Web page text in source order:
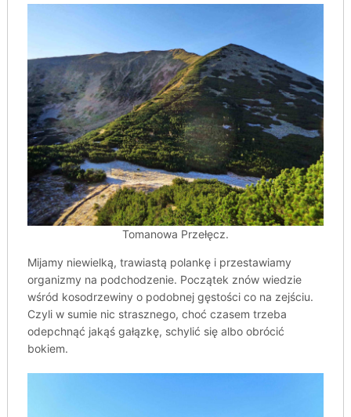
Tomanowa Przełęcz.
Mijamy niewielką, trawiastą polankę i przestawiamy
organizmy na podchodzenie. Początek znów wiedzie
wśród kosodrzewiny o podobnej gęstości co na zejściu.
Czyli w sumie nic strasznego, choć czasem trzeba
odepchnąć jakąś gałązkę, schylić się albo obrócić
bokiem.